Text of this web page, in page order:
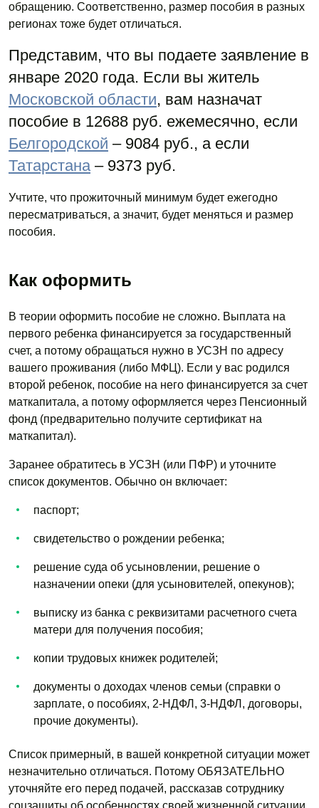
обращению. Соответственно, размер пособия в разных
регионах тоже будет отличаться.
Представим, что вы подаете заявление в
январе 2020 года. Если вы житель
Московской области, вам назначат
пособие в 12688 руб. ежемесячно, если
Белгородской – 9084 руб., а если
Татарстана– 9373 руб.
Учтите, что прожиточный минимум будет ежегодно
пересматриваться, а значит, будет меняться и размер
пособия.
Как оформить
В теории оформить пособие не сложно. Выплата на
первого ребенка финансируется за государственный
счет, а потому обращаться нужно в УСЗН по адресу
вашего проживания (либо МФЦ). Если у вас родился
второй ребенок, пособие на него финансируется за счет
маткапитала, а потому оформляется через Пенсионный
фонд (предварительно получите сертификат на
маткапитал).
Заранее обратитесь в УСЗН (или ПФР) и уточните
список документов. Обычно он включает:
паспорт;
свидетельство о рождении ребенка;
решение суда об усыновлении, решение о
назначении опеки (для усыновителей, опекунов);
выписку из банка с реквизитами расчетного счета
матери для получения пособия;
копии трудовых книжек родителей;
документы о доходах членов семьи (справки о
зарплате, о пособиях, 2-НДФЛ, 3-НДФЛ, договоры,
прочие документы).
Список примерный, в вашей конкретной ситуации может
незначительно отличаться. Потому ОБЯЗАТЕЛЬНО
уточняйте его перед подачей, рассказав сотруднику
соцзащиты об особенностях своей жизненной ситуации.